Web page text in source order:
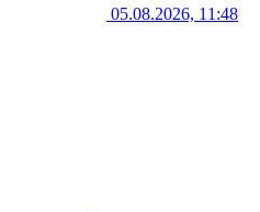
05.08.2026, 11:48